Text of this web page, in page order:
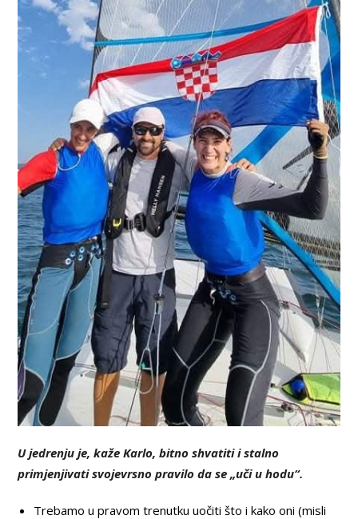
U jedrenju je, kaže Karlo, bitno shvatiti i stalno
primjenjivati svojevrsno pravilo da se „uči u hodu“.
Trebamo u pravom trenutku uočiti što i kako oni (misli